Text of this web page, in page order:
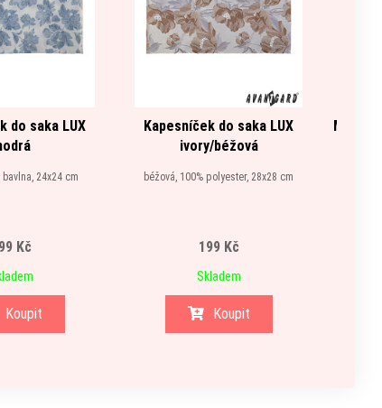
do saka LUX
bavlna, 24x24 cm
Kč
Koupit
Kapesníček do saka LUX
ivory/béžová
béžová, 100% polyester, 28x28 cm
199 Kč
Skladem
Koupit